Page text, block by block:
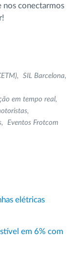
nos conectarmos
SIL Barcelona
em tempo real
Eventos Frotcom
elétricas
em 6% com